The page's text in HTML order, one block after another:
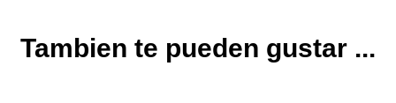
Tambien te pueden gustar ...